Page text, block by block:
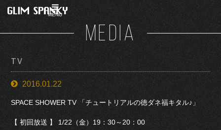
MENU
MEDIA
TV
2016.01.22
SPACE SHOWER TV 「チュートリアルの徳ダネ福キタル♪」
【 初回放送 】 1/22（金）19：30～20：00